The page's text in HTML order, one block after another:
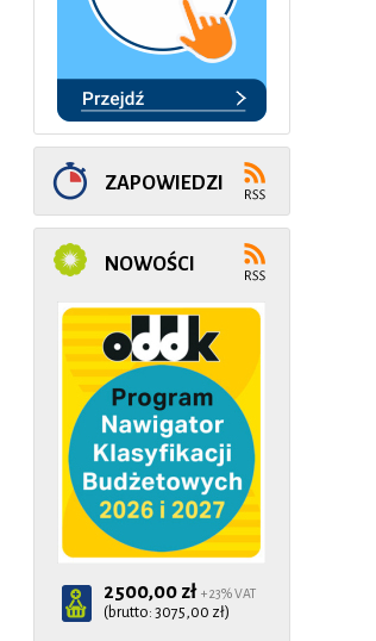
ZAPOWIEDZI
NOWOŚCI
2500,00 zł + 23% VAT
(brutto: 3075,00 zł)